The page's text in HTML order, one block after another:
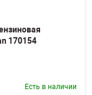
170154
Есть в наличии